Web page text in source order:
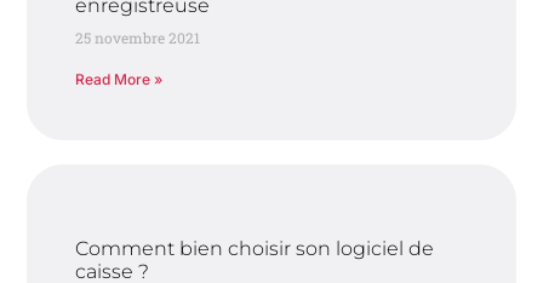
enregistreuse
25 novembre 2021
Read More »
Comment bien choisir son logiciel de
caisse ?